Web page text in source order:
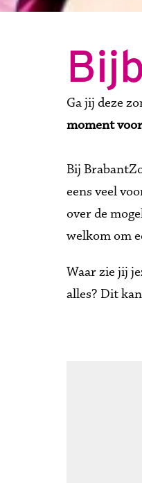
Ga jij deze
moment
Bij
eens veel
over de
welkom om
Waar zie jij
alles? Dit